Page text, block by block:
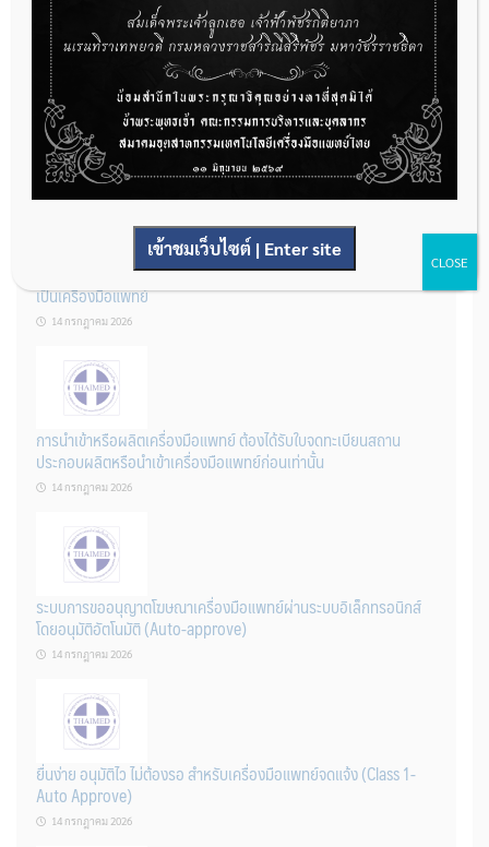
22 กรกฎาคม 2026
การโฆษณาเครื่องมือแพทย์แบบใดที่ได้รับการยกเว้นไม่ต้องขออนุญาต
14 กรกฎาคม 2026
รู้หรือไม่? ผลิตภัณฑ์ชุดตรวจสําหรับตรวจสอบการปนเปื้อนแบบใดจัด
เป็นเครื่องมือแพทย์
14 กรกฎาคม 2026
การนำเข้าหรือผลิตเครื่องมือแพทย์ ต้องได้รับใบจดทะเบียนสถาน
ประกอบผลิตหรือนำเข้าเครื่องมือแพทย์ก่อนเท่านั้น
14 กรกฎาคม 2026
ระบบการขออนุญาตโฆษณาเครื่องมือแพทย์ผ่านระบบอิเล็กทรอนิกส์
โดยอนุมัติอัตโนมัติ (Auto-approve)
14 กรกฎาคม 2026
ยื่นง่าย อนุมัติไว ไม่ต้องรอ สำหรับเครื่องมือแพทย์จดแจ้ง (Class 1-
Auto Approve)
14 กรกฎาคม 2026
เข้าชมเว็บไซต์ | Enter site
CLOSE